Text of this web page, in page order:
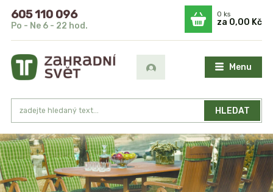
Menu
HLEDAT
605 110 096
Po - Ne 6 - 22 hod.
0ks
za 0,00 Kč